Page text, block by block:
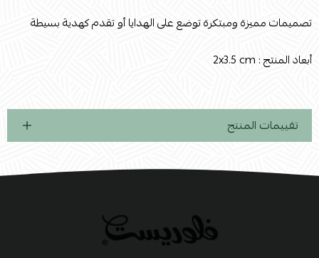
تصميمات مميزة ومبتكرة توضع على الهدايا أو تقدم كهدية بسيطة
أبعاد المنتج : 2x3.5 cm
تقييمات المنتج